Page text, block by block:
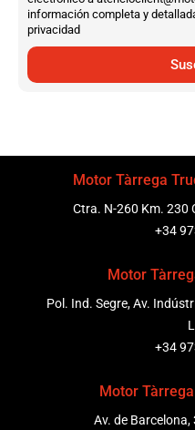
información completa y
privacidad
Motor Tàrrega
Ctra. N-260 Km. 230
+34
Motor
Pol. Ind. Segre, Av.
+34
Motor
Av. de Barcelona,